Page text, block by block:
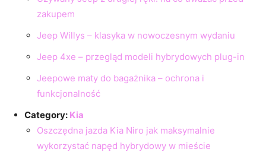
zakupem
Jeep Willys – klasyka w nowoczesnym wydaniu
Jeep 4xe – przegląd modeli hybrydowych plug-in
Jeepowe maty do bagażnika – ochrona i
funkcjonalność
Category: Kia
Oszczędna jazda Kia Niro jak maksymalnie
wykorzystać napęd hybrydowy w mieście